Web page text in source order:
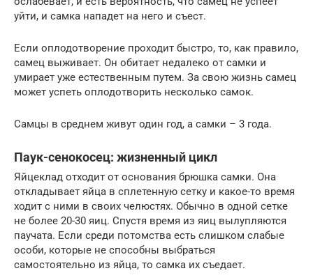
уйти, и самка нападет на него и съест.
Если оплодотворение проходит быстро, то, как правило,
самец выживает. Он обитает недалеко от самки и
умирает уже естественным путем. За свою жизнь самец
может успеть оплодотворить несколько самок.
Самцы в среднем живут один год, а самки – 3 года.
Паук-сенокосец: жизненный цикл
Яйцеклад отходит от основания брюшка самки. Она
откладывает яйца в сплетенную сетку и какое-то время
ходит с ними в своих челюстях. Обычно в одной сетке
не более 20-30 яиц. Спустя время из яиц вылупляются
паучата. Если среди потомства есть слишком слабые
особи, которые не способны выбраться
самостоятельно из яйца, то самка их съедает.